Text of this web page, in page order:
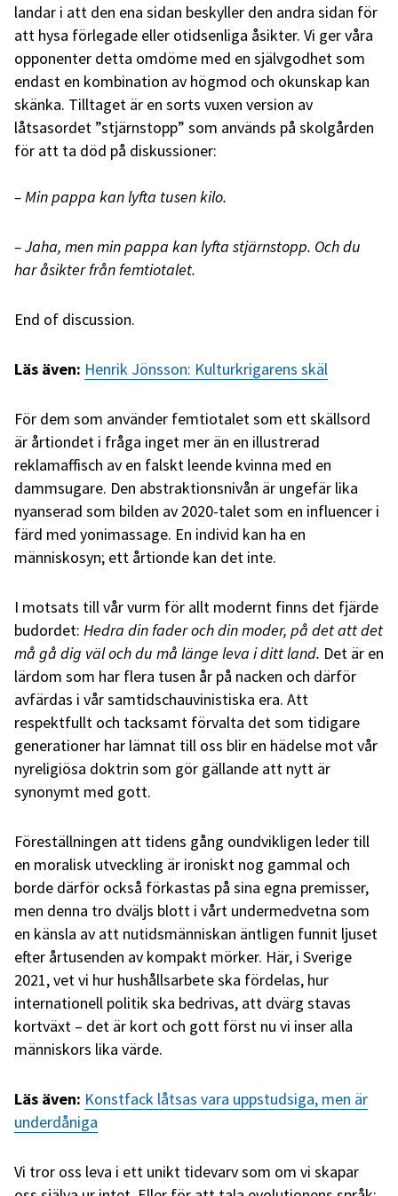
landar i att den ena sidan beskyller den andra sidan för
att hysa förlegade eller otidsenliga åsikter. Vi ger våra
opponenter detta omdöme med en självgodhet som
endast en kombination av högmod och okunskap kan
skänka. Tilltaget är en sorts vuxen version av
låtsasordet ”stjärnstopp” som används på skolgården
för att ta död på diskussioner:
– Min pappa kan lyfta tusen kilo.
– Jaha, men min pappa kan lyfta stjärnstopp. Och du
har åsikter från femtiotalet.
End of discussion.
Läs även: Henrik Jönsson: Kulturkrigarens skäl
För dem som använder femtiotalet som ett skällsord
är årtiondet i fråga inget mer än en illustrerad
reklamaffisch av en falskt leende kvinna med en
dammsugare. Den abstraktionsnivån är ungefär lika
nyanserad som bilden av 2020-talet som en influencer i
färd med yonimassage. En individ kan ha en
människosyn; ett årtionde kan det inte.
I motsats till vår vurm för allt modernt finns det fjärde
budordet: Hedra din fader och din moder, på det att det
må gå dig väl och du må länge leva i ditt land. Det är en
lärdom som har flera tusen år på nacken och därför
avfärdas i vår samtidschauvinistiska era. Att
respektfullt och tacksamt förvalta det som tidigare
generationer har lämnat till oss blir en hädelse mot vår
nyreligiösa doktrin som gör gällande att nytt är
synonymt med gott.
Föreställningen att tidens gång oundvikligen leder till
en moralisk utveckling är ironiskt nog gammal och
borde därför också förkastas på sina egna premisser,
men denna tro dväljs blott i vårt undermedvetna som
en känsla av att nutidsmänniskan äntligen funnit ljuset
efter årtusenden av kompakt mörker. Här, i Sverige
2021, vet vi hur hushållsarbete ska fördelas, hur
internationell politik ska bedrivas, att dvärg stavas
kortväxt – det är kort och gott först nu vi inser alla
människors lika värde.
Läs även: Konstfack låtsas vara uppstudsiga, men är
underdåniga
Vi tror oss leva i ett unikt tidevarv som om vi skapar